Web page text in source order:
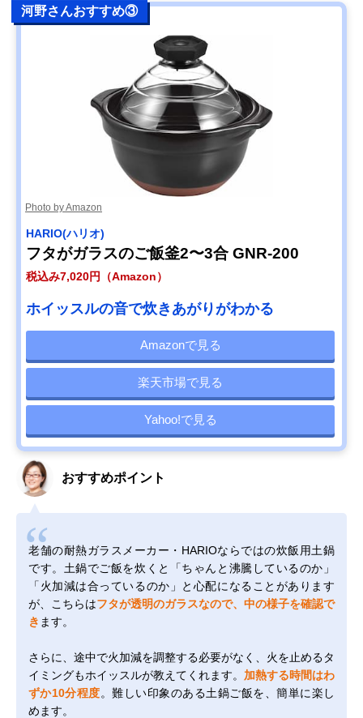
河野さんおすすめ③
Photo by Amazon
HARIO(ハリオ)
フタがガラスのご飯釜2〜3合 GNR-200
税込み7,020円（Amazon）
ホイッスルの音で炊きあがりがわかる
Amazonで見る
楽天市場で見る
Yahoo!で見る
おすすめポイント
老舗の耐熱ガラスメーカー・HARIOならではの炊飯用土鍋
です。土鍋でご飯を炊くと「ちゃんと沸騰しているのか」
「火加減は合っているのか」と心配になることがあります
が、こちらはフタが透明のガラスなので、中の様子を確認で
き ます。
さらに、途中で火加減を調整する必要がなく、火を止めるタ
イミングもホイッスルが教えてくれます。 加熱する時間はわ
ずか10分程度。難しい印象のある土鍋ご飯を、簡単に楽し
めます。